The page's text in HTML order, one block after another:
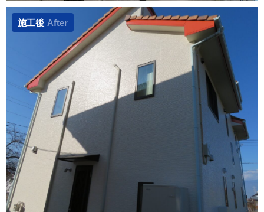
施工後 After